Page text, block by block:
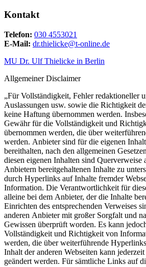
Kontakt
Telefon: 030 4553021
E-Mail: dr.thielicke@t-online.de
MU Dr. Ulf Thielicke in Berlin
Allgemeiner Disclaimer
„Für Vollständigkeit, Fehler redaktioneller
Auslassungen usw. sowie die Richtigkeit
keine Haftung übernommen werden.
Gewähr für die Vollständigkeit und
übernommen werden, die über
werden. Anbieter sind für die eigenen
bereithalten, nach den allgemeinen
diesen eigenen Inhalten sind Querverweise
Anbietern bereitgehaltenen Inhalte zu
durch Hyperlinks auf Inhalte fremder
Information. Die Verantwortlichkeit für
alleine bei dem Anbieter, der die Inhalte
Einrichten des entsprechenden Verweises
anderen Anbieter mit großer Sorgfalt und
Gewissen überprüft worden. Es kann
Vollständigkeit und Richtigkeit von
werden, die über weiterführende
Inhalt der anderen Webseiten kann
geändert werden. Für sämtliche Links auf